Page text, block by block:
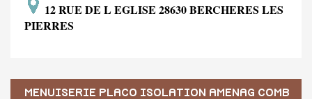
12 RUE DE L EGLISE 28630 BERCHERES LES
PIERRES
MENUISERIE PLACO ISOLATION AMENAG COMB